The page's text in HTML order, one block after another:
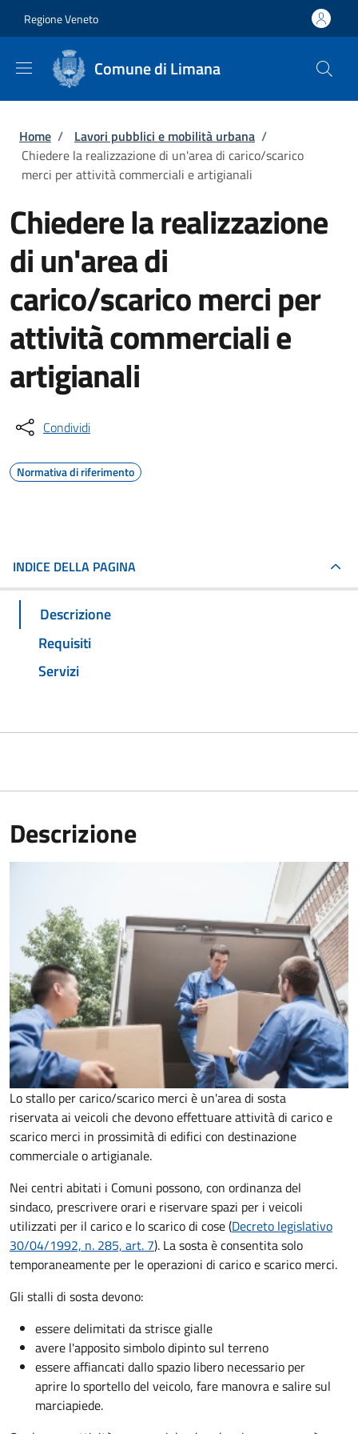
Regione Veneto
Comune di Limana
Briciole di pane
Home / Lavori pubblici e mobilità urbana /
Chiedere la realizzazione di un'area di carico/scarico
merci per attività commerciali e artigianali
Chiedere la realizzazione
di un'area di
carico/scarico merci per
attività commerciali e
artigianali
Condividi
Normativa di riferimento
INDICE DELLA PAGINA
Descrizione
Requisiti
Servizi
Descrizione
Lo stallo per carico/scarico merci è un'area di sosta
riservata ai veicoli che devono effettuare attività di carico e
scarico merci in prossimità di edifici con destinazione
commerciale o artigianale.
Nei centri abitati i Comuni possono, con ordinanza del
sindaco, prescrivere orari e riservare spazi per i veicoli
utilizzati per il carico e lo scarico di cose (Decreto legislativo
30/04/1992, n. 285, art. 7). La sosta è consentita solo
temporaneamente per le operazioni di carico e scarico merci.
Gli stalli di sosta devono:
essere delimitati da strisce gialle
avere l'apposito simbolo dipinto sul terreno
essere affiancati dallo spazio libero necessario per
aprire lo sportello del veicolo, fare manovra e salire sul
marciapiede.